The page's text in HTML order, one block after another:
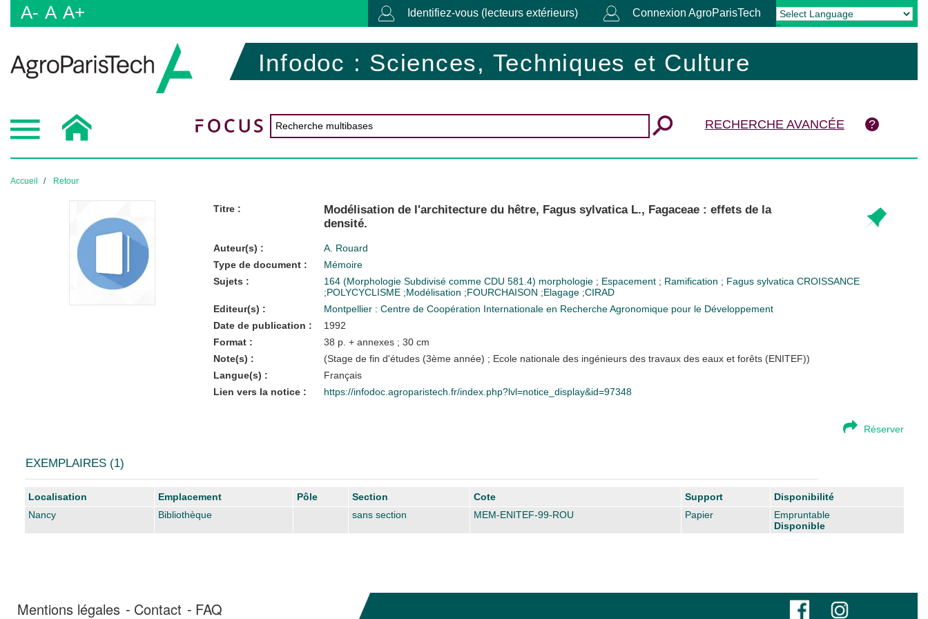
A- A A+ Identifiez-vous (lecteurs extérieurs) Connexion AgroParisTech
Powered by Translate
Infodoc : Sciences, Techniques et Culture
RECHERCHE AVANCÉE
Accueil Retour
Titre :
Modélisation de l'architecture du hêtre, Fagus sylvatica L., Fagaceae : effets de la
densité.
Auteur(s) :
A. Rouard
Type de document :
Mémoire
Sujets :
164 (Morphologie Subdivisé comme CDU 581.4) morphologie ; Espacement ; Ramification ; Fagus sylvatica CROISSANCE
;POLYCYCLISME ;Modélisation ;FOURCHAISON ;Elagage ;CIRAD
Editeur(s) :
Montpellier : Centre de Coopération Internationale en Recherche Agronomique pour le Développement
Date de publication :
1992
Format :
38 p. + annexes ; 30 cm
Note(s) :
(Stage de fin d'études (3ème année) ; Ecole nationale des ingénieurs des travaux des eaux et forêts (ENITEF))
Langue(s) :
Français
Lien vers la notice :
https://infodoc.agroparistech.fr/index.php?lvl=notice_display&id=97348
Réserver
EXEMPLAIRES (1)
Liste des exemplaires
Localisation Emplacement Pôle Section Cote Support
Disponibilité
Nancy
Bibliothèque sans section MEM-ENITEF-99-ROU Papier
Empruntable
Disponible
Mentions légales Contact FAQ